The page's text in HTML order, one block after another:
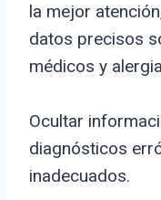
la mejor
datos precisos
médicos y
Ocultar
diagnósticos
inadecuados.